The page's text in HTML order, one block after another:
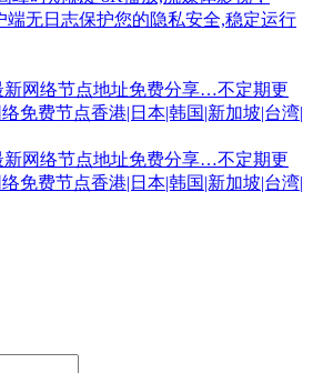
新网络节点地址免费分享…不定期更
免费节点香港|日本|韩国|新加坡|台湾|
新网络节点地址免费分享…不定期更
免费节点香港|日本|韩国|新加坡|台湾|